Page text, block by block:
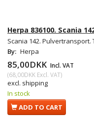
Herpa 836100. Scania
Scania 142. Pulvertransport.
By: Herpa
85,00DKK Incl. VAT
(68,00DKK Excl. VAT)
excl. shipping
In stock
ADD TO CART